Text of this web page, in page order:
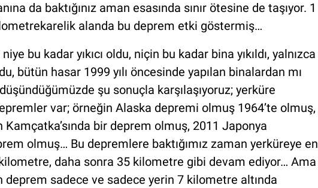
da baktığınız aman esasında sınır ötesine de taşıyor. 1
alanda bu deprem etki göstermiş…
bu kadar yıkıcı oldu, niçin bu kadar bina yıkıldı, yalnızca
bütün hasar 1999 yılı öncesinde yapılan binalardan mı
şu sonuçla karşılaşıyoruz; yerküre
var; örneğin Alaska depremi olmuş 1964’te olmuş,
Kamçatka’sında bir deprem olmuş, 2011 Japonya
olmuş… Bu depremlere baktığımız zaman yerküreye en
daha sonra 35 kilometre gibi devam ediyor… Ama
deprem sadece ve sadece yerin 7 kilometre altında